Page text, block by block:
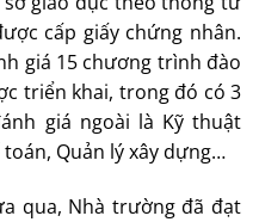
cấp giấy chứng nhân.
giá 15 chương trình đào
triển khai, trong đó có 3
giá ngoài là Kỹ thuật
Quản lý xây dựng…
qua, Nhà trường đã đạt